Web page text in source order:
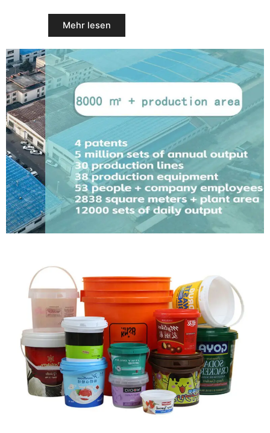
Mehr lesen